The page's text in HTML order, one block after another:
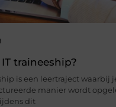
traineeship?
is een leertraject waarbij
manier wordt
dit